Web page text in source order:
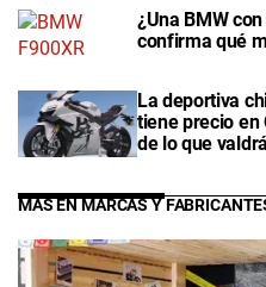
¿Una BMW
confirma qué
La deportiva
tiene precio en
de lo que
MÁS EN MARCAS Y